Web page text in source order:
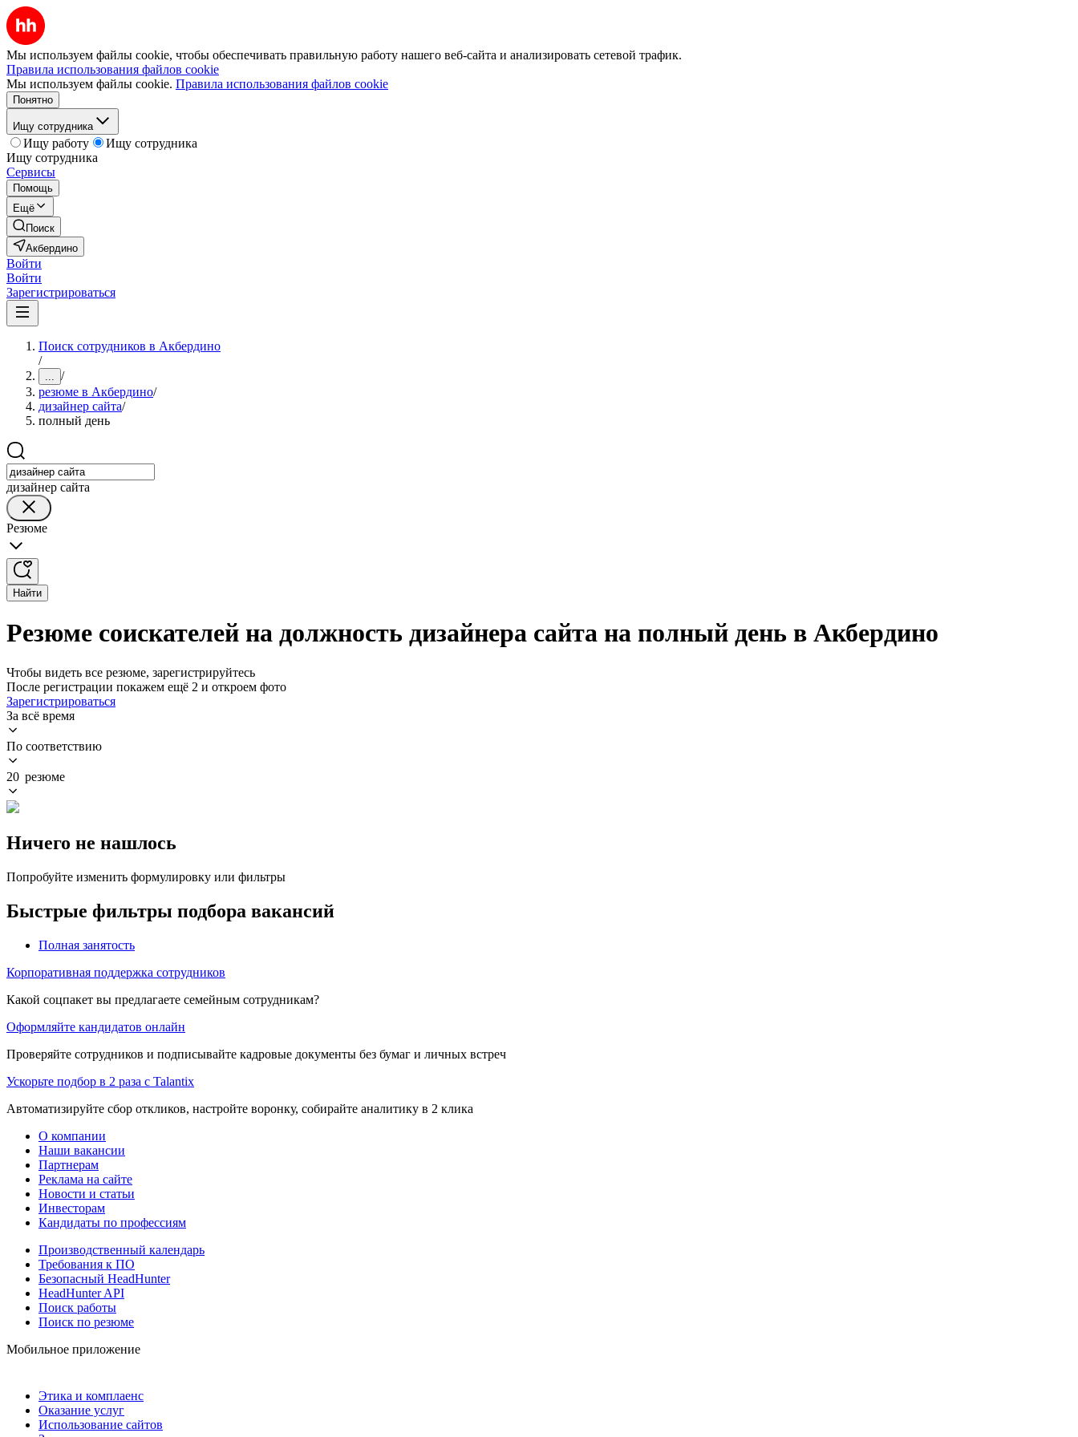
Мы используем файлы cookie, чтобы обеспечивать правильную работу нашего веб-сайта и анализировать сетевой трафик.
Правила использования файлов cookie
Мы используем файлы cookie. Правила использования файлов cookie
Понятно
Ищу сотрудника
Ищу работу
Ищу сотрудника
Ищу сотрудника
Сервисы
Помощь
Ещё
Поиск
Акбердино
Войти
Войти
Зарегистрироваться
Поиск сотрудников в Акбердино
/
... /
резюме в Акбердино/
дизайнер сайта/
полный день
дизайнер сайта
Резюме
Найти
Резюме соискателей на должность дизайнера сайта на полный день в Акбердино
Чтобы видеть все резюме, зарегистрируйтесь
После регистрации покажем ещё 2 и откроем фото
Зарегистрироваться
За всё время
По соответствию
20 резюме
Ничего не нашлось
Попробуйте изменить формулировку или фильтры
Быстрые фильтры подбора вакансий
Полная занятость
Корпоративная поддержка сотрудников
Какой соцпакет вы предлагаете семейным сотрудникам?
Оформляйте кандидатов онлайн
Проверяйте сотрудников и подписывайте кадровые документы без бумаг и личных встреч
Ускорьте подбор в 2 раза с Talantix
Автоматизируйте сбор откликов, настройте воронку, собирайте аналитику в 2 клика
О компании
Наши вакансии
Партнерам
Реклама на сайте
Новости и статьи
Инвесторам
Кандидаты по профессиям
Производственный календарь
Требования к ПО
Безопасный HeadHunter
HeadHunter API
Поиск работы
Поиск по резюме
Мобильное приложение
Этика и комплаенс
Оказание услуг
Использование сайтов